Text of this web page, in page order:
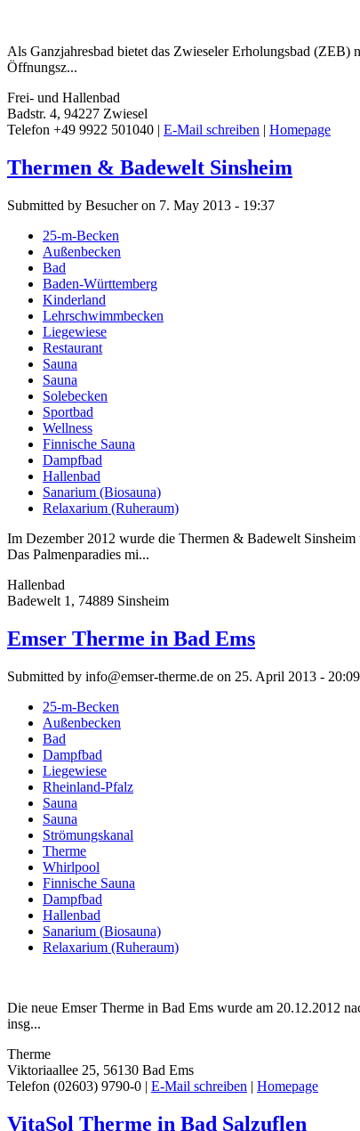
Als Ganzjahresbad bietet das Zwieseler Erholungsbad (ZEB)
Öffnungsz...
Frei- und Hallenbad
Badstr. 4, 94227 Zwiesel
Telefon +49 9922 501040 | E-Mail schreiben | Homepage
Thermen & Badewelt Sinsheim
Submitted by Besucher on 7. May 2013 - 19:37
25-m-Becken
Außenbecken
Bad
Baden-Württemberg
Kinderland
Lehrschwimmbecken
Liegewiese
Restaurant
Sauna
Sauna
Solebecken
Sportbad
Wellness
Finnische Sauna
Dampfbad
Hallenbad
Sanarium (Biosauna)
Relaxarium (Ruheraum)
Im Dezember 2012 wurde die Thermen & Badewelt
Das Palmenparadies mi...
Hallenbad
Badewelt 1, 74889 Sinsheim
Emser Therme in Bad Ems
Submitted by info@emser-therme.de on 25. April 2013 - 20:09
25-m-Becken
Außenbecken
Bad
Dampfbad
Liegewiese
Rheinland-Pfalz
Sauna
Sauna
Strömungskanal
Therme
Whirlpool
Finnische Sauna
Dampfbad
Hallenbad
Sanarium (Biosauna)
Relaxarium (Ruheraum)
Die neue Emser Therme in Bad Ems wurde am 20.12.2012
insg...
Therme
Viktoriaallee 25, 56130 Bad Ems
Telefon (02603) 9790-0 | E-Mail schreiben | Homepage
VitaSol Therme in Bad Salzuflen